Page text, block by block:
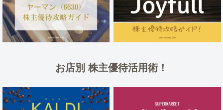
お店別 株主優待活用術！